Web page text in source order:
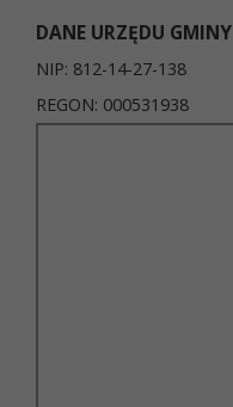
DANE URZĘDU GMINY
NIP: 812-14-27-138
REGON: 000531938